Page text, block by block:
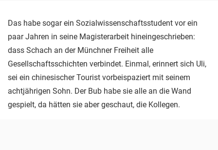
Das habe sogar ein Sozialwissenschaftsstudent vor ein
paar Jahren in seine Magisterarbeit hineingeschrieben:
dass Schach an der Münchner Freiheit alle
Gesellschaftsschichten verbindet. Einmal, erinnert sich Uli,
sei ein chinesischer Tourist vorbeispaziert mit seinem
achtjährigen Sohn. Der Bub habe sie alle an die Wand
gespielt, da hätten sie aber geschaut, die Kollegen.